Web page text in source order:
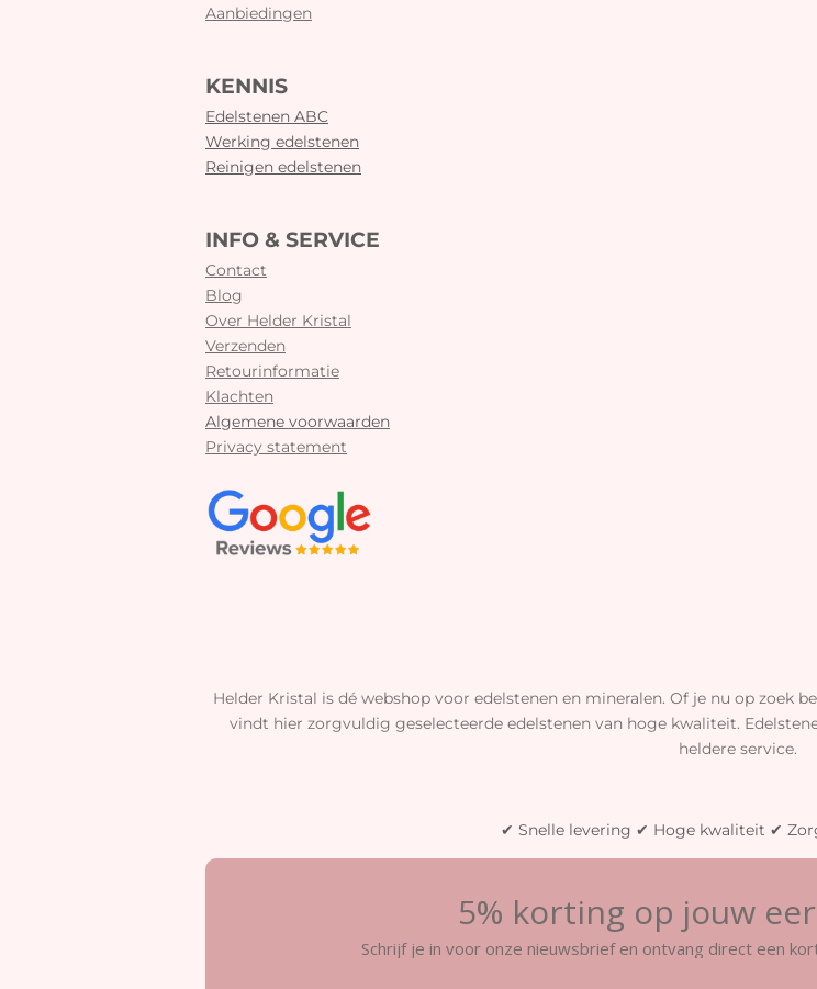
Aanbiedingen
KENNIS
Edelstenen ABC
Werking edelstenen
Reinigen edelstenen
INFO & SERVICE
Contact
Blog
Over Helder Kristal
Verzenden
Retourinformatie
Klachten
Algemene voorwaarden
Privacy statement
Helder Kristal is dé webshop voor edelstenen en mineralen. Of je nu op zoek
vindt hier zorgvuldig geselecteerde edelstenen van hoge kwaliteit.
heldere service.
✔ Snelle levering ✔ Hoge kwaliteit ✔
5% korting op jouw
Schrijf je in voor onze nieuwsbrief en ontvang direct een